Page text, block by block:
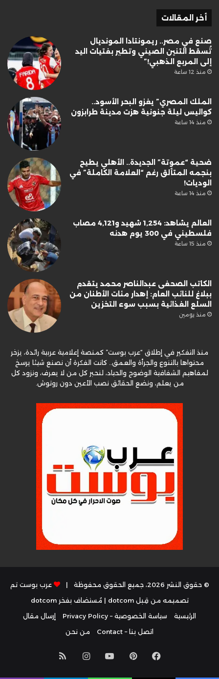
أخر المقالات
صنع في مصر.. ريمونتادا المونديال
تُسقط التنين الصيني وتطير بفتيات اليد
إلى المربع الذهبي!”
منذ 12 ساعة
الملك المصري” يغزو البحر الأسود..
كواليس ليلة جنونية هزت مدينة طرابزون
منذ 14 ساعة
ضحية “عموتة” الجديدة.. الأهلي يطيح
بنجمه المتألق رغم “العلامة الكاملة” في
الوديات!
منذ 14 ساعة
العالم يشاهد: 1,254 شهيد و4,121 مصاب
فلسطيني في 300 يوم هدنه
منذ 15 ساعة
الكاتب الصحفى عبدالناصر محمد يتقدم
ببلاغ للنائب العام: إهدار مئات الأطنان من
السلع الغذائية بسبب سوء التخزين
منذ يومين
منذ التفكير في إطلاق “عرب بوست” كمنصة إعلامية عربية رائدة، يزخر
محتواها بالتنوع والجرأة والعمق.. كانت الفكرة أن نصنع شيئا يرسخ
لمفاهيم الشفافية الوضوح والحياد، لنحبر كل من لا يعرف، ونزود كل
من يعلم، ونضع الحقائق نصب الأعين دون روتوش.
© حقوق النشر 2026، جميع الحقوق محفوظة |
عرب بوست تم
تصميمه من قِبل dotcom
| مُستضاف بفخرdotcom
الرئيسية
سياسة الخصوصية – Privacy Policy
إرسال مقال
اتصل بنا – Contact
من نحن
فيسبوكبينتيريست
يوتيوبانستقرامملخص